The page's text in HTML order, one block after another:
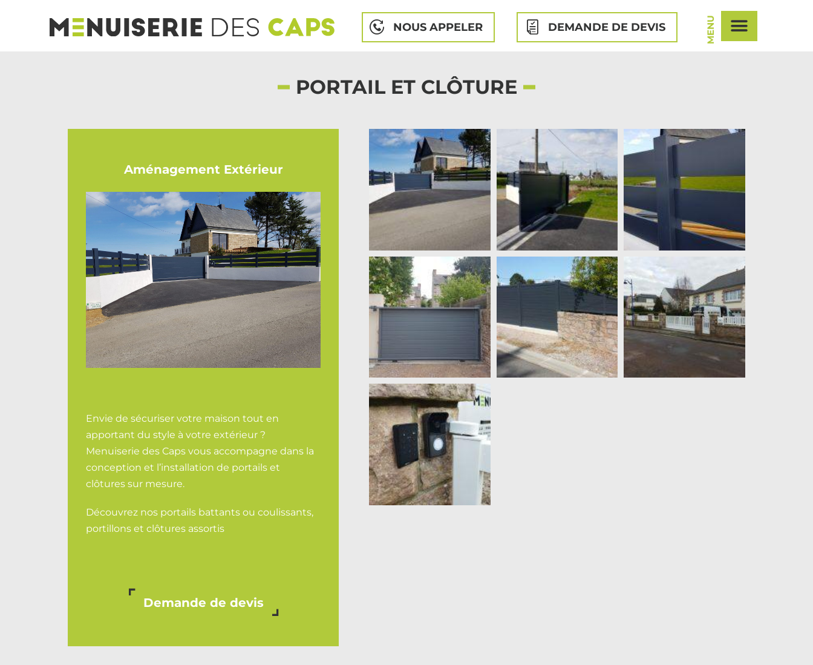
NOUS APPELER DEMANDE DE DEVIS MENU
PORTAIL ET CLÔTURE
Aménagement Extérieur
Envie de sécuriser votre maison tout en
apportant du style à votre extérieur ?
Menuiserie des Caps vous accompagne dans la
conception et l’installation de portails et
clôtures sur mesure.
Découvrez nos portails battants ou coulissants,
portillons et clôtures assortis
Demande de devis